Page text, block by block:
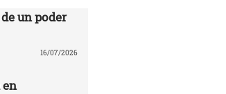
un poder
16/07/2026